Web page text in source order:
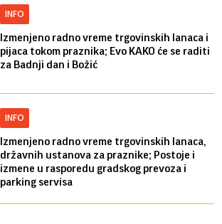
INFO
Izmenjeno radno vreme trgovinskih lanaca i
pijaca tokom praznika; Evo KAKO će se raditi
za Badnji dan i Božić
INFO
Izmenjeno radno vreme trgovinskih lanaca,
državnih ustanova za praznike; Postoje i
izmene u rasporedu gradskog prevoza i
parking servisa